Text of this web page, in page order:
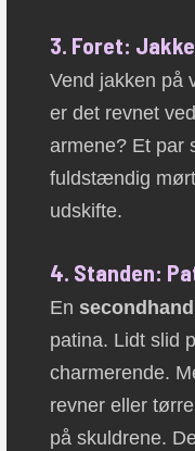
3. Foret:
Vend jakken på
er det revnet
armene? Et par
fuldstændig
udskifte.
4. Standen:
En
patina. Lidt slid
charmerende.
revner eller
på skuldrene.